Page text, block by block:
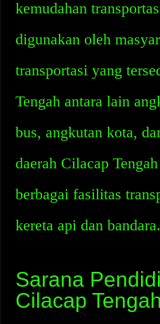
kemudahan
digunakan oleh
transportasi yang
Tengah antara lain
bus, angkutan kota,
daerah Cilacap
berbagai fasilitas
kereta api dan bandara.
Sarana
Cilacap Tengah